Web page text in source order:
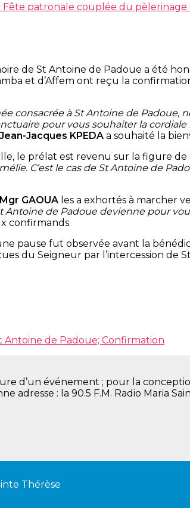
Fête patronale couplée du pèlerinage
de St Antoine de Padoue a été
et d’Affem ont reçu la
consacrée à St Antoine de
pour vous souhaiter la
Jacques KPEDA a souhaité la
le prélat est revenu sur la figure de
C’est le cas de St Antoine de
Mgr GAOUA les a exhortés à marcher
Antoine de Padoue devienne pour
confirmands.
pause fut observée avant la
du Seigneur par l’intercession de
Antoine de Padoue; Confirmation
d’un événement ; pour la
adresse : la 90.5 F.M. Radio Maria
Thérèse